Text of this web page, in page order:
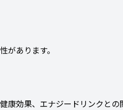
があります。
効果、エナジードリンクと